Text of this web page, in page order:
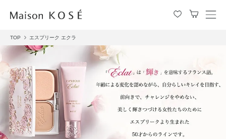
メ
開
閉
TOP エスプリーク エクラ